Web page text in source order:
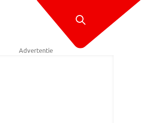
Advertentie